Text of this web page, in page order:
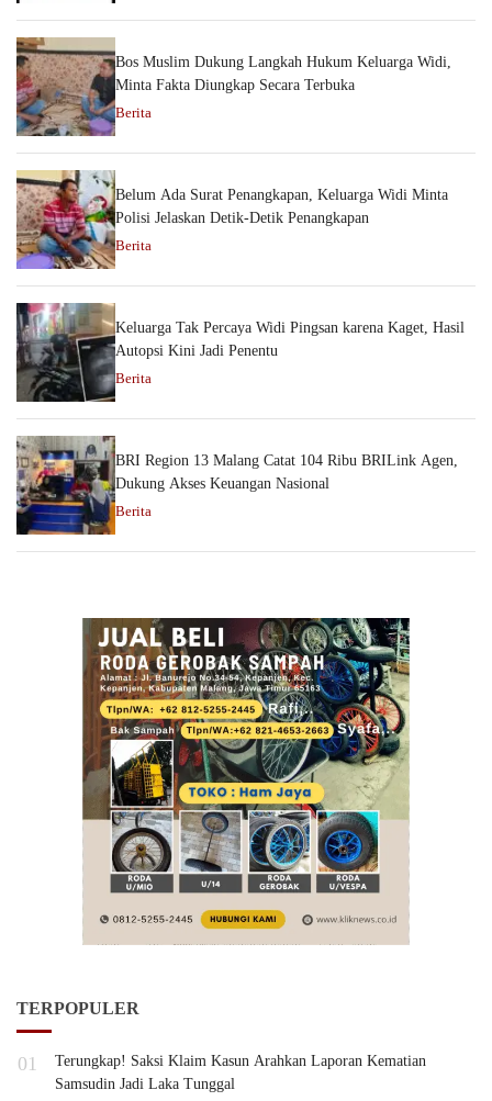
Bos Muslim Dukung Langkah Hukum Keluarga Widi,
Minta Fakta Diungkap Secara Terbuka
Berita
Belum Ada Surat Penangkapan, Keluarga Widi Minta
Polisi Jelaskan Detik-Detik Penangkapan
Berita
Keluarga Tak Percaya Widi Pingsan karena Kaget, Hasil
Autopsi Kini Jadi Penentu
Berita
BRI Region 13 Malang Catat 104 Ribu BRILink Agen,
Dukung Akses Keuangan Nasional
Berita
TERPOPULER
01
Terungkap! Saksi Klaim Kasun Arahkan Laporan Kematian
Samsudin Jadi Laka Tunggal